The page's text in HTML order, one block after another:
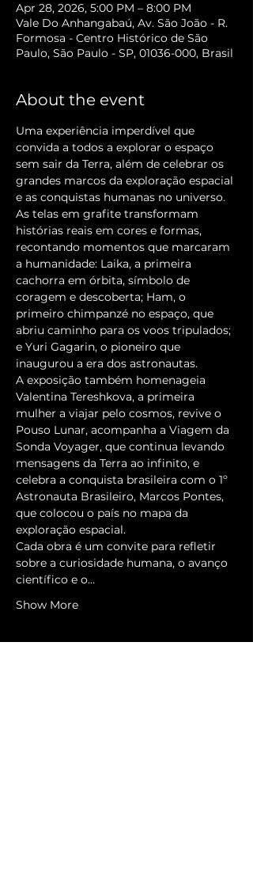
Apr 28, 2026, 5:00 PM – 8:00 PM
Vale Do Anhangabaú, Av. São João - R.
Formosa - Centro Histórico de São
Paulo, São Paulo - SP, 01036-000, Brasil
About the event
Uma experiência imperdível que
convida a todos a explorar o espaço
sem sair da Terra, além de celebrar os
grandes marcos da exploração espacial
e as conquistas humanas no universo.
As telas em grafite transformam
histórias reais em cores e formas,
recontando momentos que marcaram
a humanidade: Laika, a primeira
cachorra em órbita, símbolo de
coragem e descoberta; Ham, o
primeiro chimpanzé no espaço, que
abriu caminho para os voos tripulados;
e Yuri Gagarin, o pioneiro que
inaugurou a era dos astronautas.
A exposição também homenageia
Valentina Tereshkova, a primeira
mulher a viajar pelo cosmos, revive o
Pouso Lunar, acompanha a Viagem da
Sonda Voyager, que continua levando
mensagens da Terra ao infinito, e
celebra a conquista brasileira com o 1º
Astronauta Brasileiro, Marcos Pontes,
que colocou o país no mapa da
exploração espacial.
Cada obra é um convite para refletir
sobre a curiosidade humana, o avanço
científico e o…
Show More